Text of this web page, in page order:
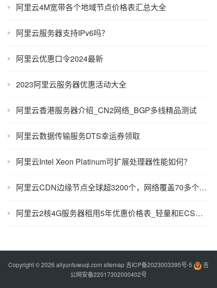
阿里云4M宽带各个地域节点价格表汇总大全
阿里云服务器支持IPv6吗？
阿里云优惠口令2024最新
2023阿里云服务器优惠活动大全
阿里云香港服务器介绍_CN2网络_BGP多线精品测试
阿里云数据传输服务DTS幸运券领取
阿里云Intel Xeon Platinum可扩展处理器性能如何？
阿里云CDN边缘节点全球超3200个，网络覆盖70多个国家和地区
阿里云2核4G服务器租用5年优惠价格表_轻量和ECS费用
Copyright © 2026 aliyunfuwuqi.com sitemap吉ICP备2023003395号-5
吉
公网安备22017302000402号